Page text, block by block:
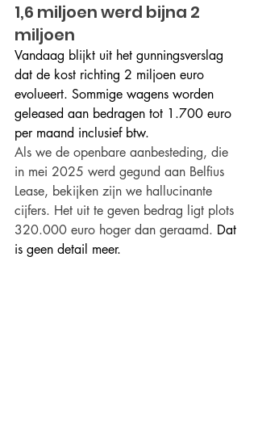
1,6 miljoen werd bijna 2
miljoen
Vandaag blijkt uit het gunningsverslag
dat de kost richting 2 miljoen euro
evolueert. Sommige wagens worden
geleased aan bedragen tot 1.700 euro
per maand inclusief btw.
Als we de openbare aanbesteding, die
in mei 2025 werd gegund aan Belfius
Lease, bekijken zijn we hallucinante
cijfers. Het uit te geven bedrag ligt plots
320.000 euro hoger dan geraamd. Dat
is geen detail meer.